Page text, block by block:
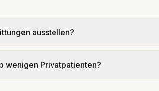
ausstellen?
wenigen Privatpatienten?